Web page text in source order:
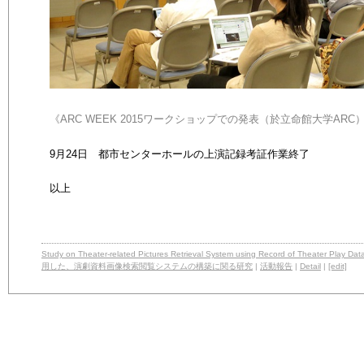
《ARC WEEK 2015ワークショップでの発表（於立命館大学ARC
9 月24日 都市センターホールの上演記録考証作業終了
以上
Study on Theater-related Pictures Retrieval System using Record of Theater Play
用した、演劇資料画像検索閲覧システムの構築に関る研究 | 活動報告 | Detail | [edit]